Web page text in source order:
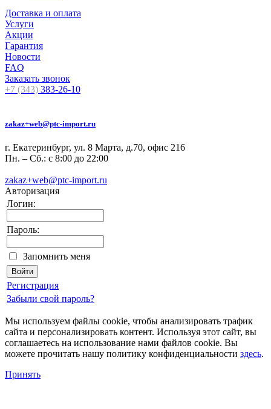
Доставка и оплата
Услуги
Акции
Гарантия
Новости
FAQ
Заказать звонок
+7 (343) 383-26-10
zakaz+web@ptc-import.ru
г. Екатеринбург, ул. 8 Марта, д.70, офис 216
Пн. – Сб.: с 8:00 до 22:00
zakaz+web@ptc-import.ru
Авторизация
Логин:
Пароль:
Запомнить меня
Регистрация
Забыли свой пароль?
Мы используем файлы cookie, чтобы анализировать трафик
сайта и персонализировать контент. Используя этот сайт, вы
соглашаетесь на использование нами файлов cookie. Вы
можете прочитать нашу политику конфиденциальности здесь.
Принять